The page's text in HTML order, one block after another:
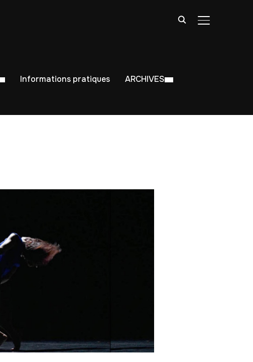
BASCULER
Informations pratiques
ARCHIVES